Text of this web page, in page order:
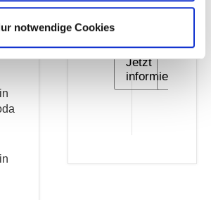
notwendige Cookies
Greiz
Jetzt
informieren
Jetzt